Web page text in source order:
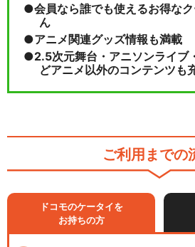
会員なら誰でも使えるお得な
ん
アニメ関連グッズ情報も満載
2.5次元舞台・アニソンライブ
どアニメ以外のコンテンツも
ご利用までの
ドコモのケータイを
お持ちの方